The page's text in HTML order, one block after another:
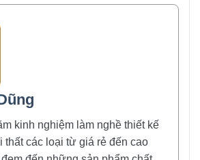
kinh nghiệm làm nghề thiết kế
thất các loại từ giá rẻ đến cao